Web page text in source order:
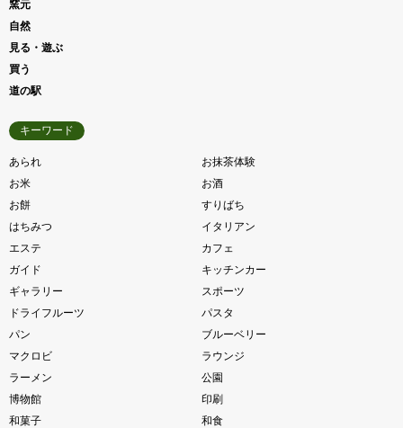
窯元
自然
見る・遊ぶ
買う
道の駅
キーワード
あられ
お抹茶体験
お米
お酒
お餅
すりばち
はちみつ
イタリアン
エステ
カフェ
ガイド
キッチンカー
ギャラリー
スポーツ
ドライフルーツ
パスタ
パン
ブルーベリー
マクロビ
ラウンジ
ラーメン
公園
博物館
印刷
和菓子
和食